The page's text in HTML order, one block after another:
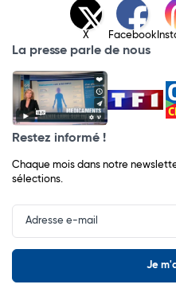
X Facebook
La presse parle de nous
Restez informé !
Chaque mois dans notre
sélections.
Input
Newsletter